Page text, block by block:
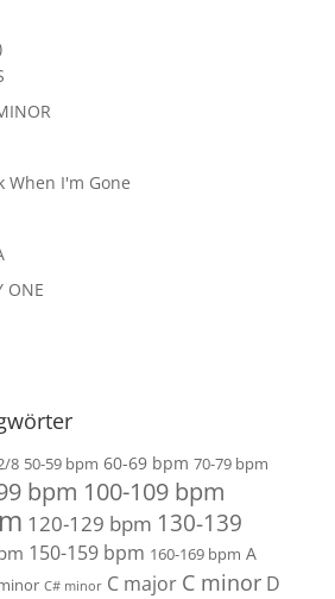
When I'm Gone
ONE
8 50-59 bpm 60-69 bpm 70-79 bpm
bpm 100-109 bpm
120-129 bpm 130-139
150-159 bpm 160-169 bpm A
C# minor C major C minor D